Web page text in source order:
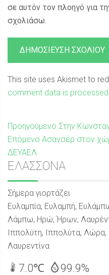
σε αυτόν τον πλοηγό για
σχολιάσω.
This site uses Akismet to
comment data is
Πλοήγηση
άρθρων
Προηγούμενο Προηγούμενη
δημοσίευση:
Στην
Επόμενο Επόμενη
Ασανσέρ στον
ΔΕΥΑΕΛ
Sidebar
ΕΛΑΣΣΟΝΑ
Σήμερα γιορτάζει
Ευλαμπία, Ευλαμπή,
Λάμπω, Ηρώ, Ήρων,
Ιππολύτη, Ιππολύτα,
Λαυρεντίνα
7.0℃ 99.9%